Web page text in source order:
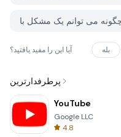
آیا این را مفید یافتید؟ بله
پرطرفدارترین
YouTube
Google LLC
4.8